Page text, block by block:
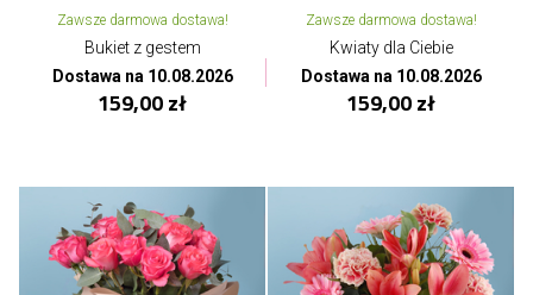
Zawsze darmowa dostawa!
Bukiet z gestem
Dostawa na 10.08.2026
159,00 zł
Zawsze darmowa dostawa!
Kwiaty dla Ciebie
Dostawa na 10.08.2026
159,00 zł